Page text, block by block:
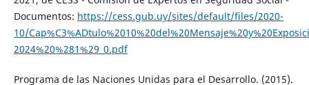
Documentos: https://cess.gub.uy/sites/default/files/2020-
10/
2024%20%281%29_0.pdf
Programa de las Naciones Unidas para el Desarrollo. (2015).